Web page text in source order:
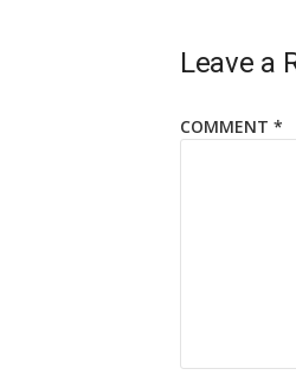
Leave a
COMMENT *